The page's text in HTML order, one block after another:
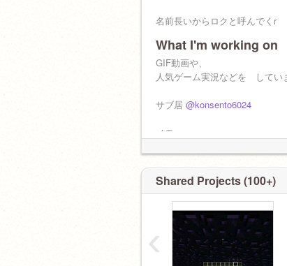
名前長いからロクと呼んでくr
What I'm working on
GIF動画や、
人気ゲーム実況などを してい
サブ居 @konsento6024
メモ
Shared Projects (100+)
‹